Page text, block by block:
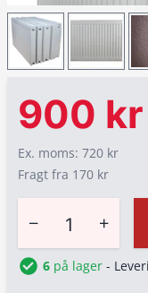
900 kr
Ex. moms: 720 kr
Fragt fra 170 kr
− +
6 på lager -